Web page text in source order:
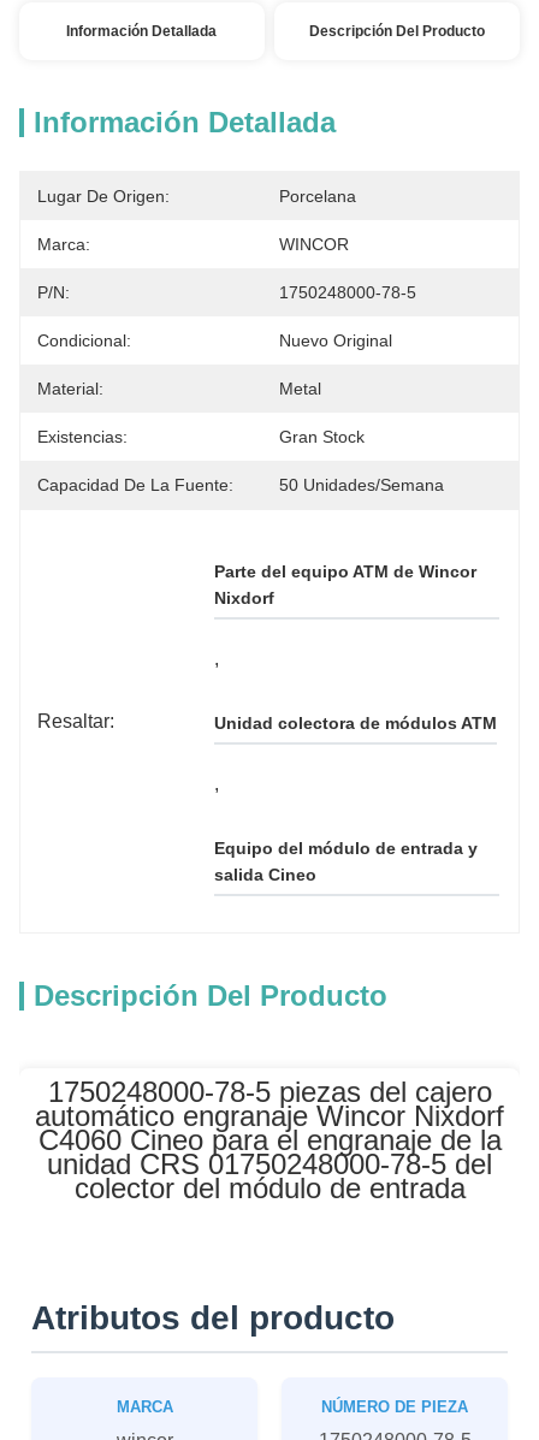
Información Detallada Descripción Del Producto
Información Detallada
Lugar De Origen: Porcelana
Marca: WINCOR
P/N: 1750248000-78-5
Condicional: Nuevo Original
Material: Metal
Existencias: Gran Stock
Capacidad De La Fuente: 50 Unidades/semana
Resaltar:
Parte del equipo ATM de Wincor
Nixdorf
,
Unidad colectora de módulos ATM
,
Equipo del módulo de entrada y
salida Cineo
Descripción Del Producto
1750248000-78-5 piezas del cajero
automático engranaje Wincor Nixdorf
C4060 Cineo para el engranaje de la
unidad CRS 01750248000-78-5 del
colector del módulo de entrada
Atributos del producto
MARCA NÚMERO DE PIEZA